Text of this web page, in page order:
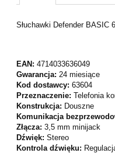
Słuchawki Defender BASIC
EAN: 4714033636049
Gwarancja: 24 miesiące
Kod dostawcy: 63604
Przeznaczenie: Telefonia
Konstrukcja: Douszne
Komunikacja
Złącza: 3,5 mm minijack
Dźwięk: Stereo
Kontrola dźwięku: